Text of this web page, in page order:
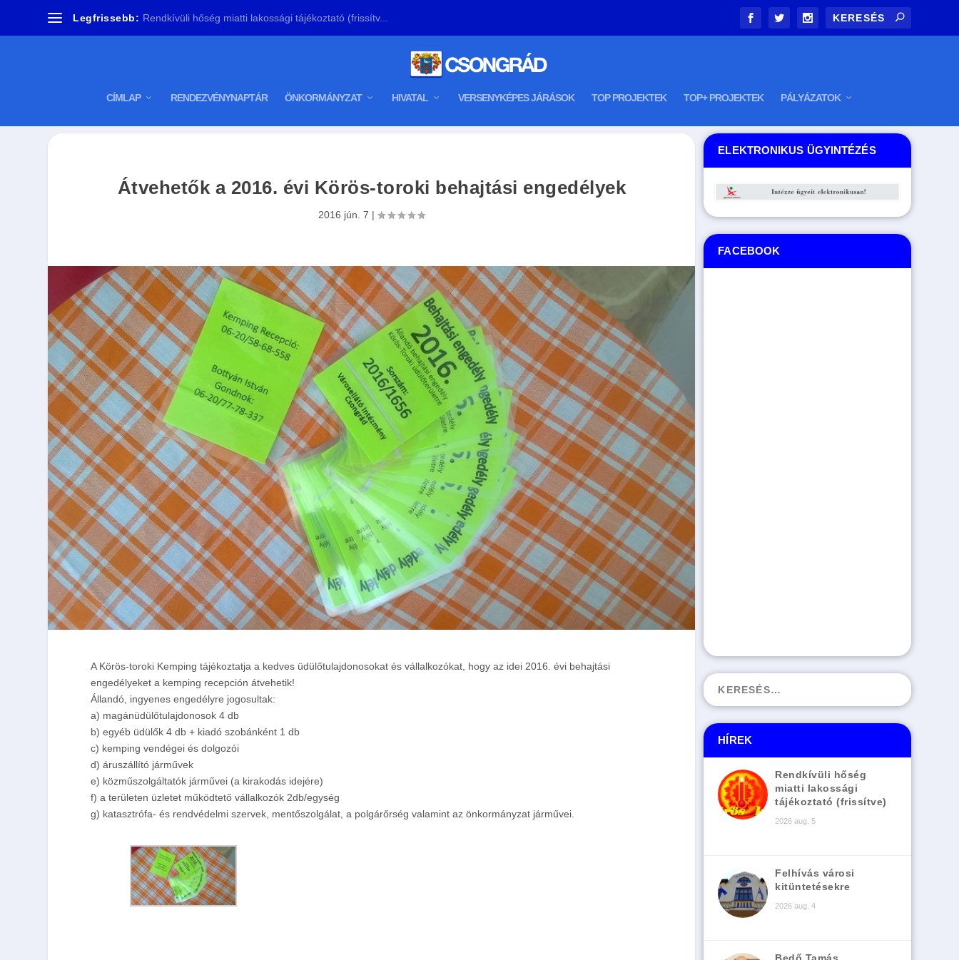
Legfrissebb: Rendkívüli hőség miatti lakossági tájékoztató (frissítv...
CÍMLAP RENDEZVÉNYNAPTÁR ÖNKORMÁNYZAT HIVATAL VERSENYKÉPES JÁRÁSOK TOP PROJEKTEK TOP+ PROJEKTEK PÁLYÁZATOK
Átvehetők a 2016. évi Körös-toroki behajtási engedélyek
2016 jún. 7 |
A Körös-toroki Kemping tájékoztatja a kedves üdülőtulajdonosokat és vállalkozókat, hogy az idei 2016. évi behajtási
engedélyeket a kemping recepción átvehetik!
Állandó, ingyenes engedélyre jogosultak:
a) magánüdülőtulajdonosok 4 db
b) egyéb üdülők 4 db + kiadó szobánként 1 db
c) kemping vendégei és dolgozói
d) áruszállító járművek
e) közműszolgáltatók járművei (a kirakodás idejére)
f) a területen üzletet működtető vállalkozók 2db/egység
g) katasztrófa- és rendvédelmi szervek, mentőszolgálat, a polgárőrség valamint az önkormányzat járművei.
ELEKTRONIKUS ÜGYINTÉZÉS
FACEBOOK
HÍREK
Rendkívüli hőség
miatti lakossági
tájékoztató (frissítve)
2026 aug. 5
Felhívás városi
kitüntetésekre
2026 aug. 4
Bedő Tamás